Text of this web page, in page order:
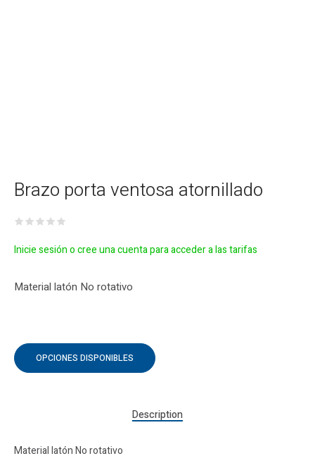
Brazo porta ventosa atornillado
Inicie sesión o cree una cuenta para acceder a las tarifas
Material latón No rotativo
OPCIONES DISPONIBLES
Description
Material latón No rotativo